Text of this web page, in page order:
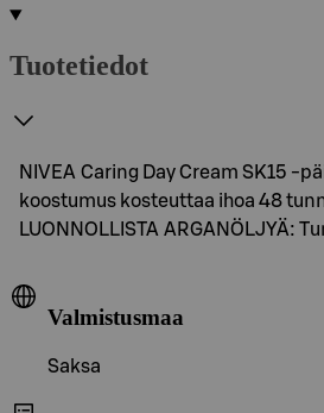
Tuotetiedot
NIVEA Caring Day Cream SK15 -
koostumus kosteuttaa ihoa 48
LUONNOLLISTA ARGANÖLJYÄ:
Valmistusmaa
Saksa